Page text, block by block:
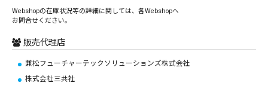
Webshopの在庫状況等の詳細に関しては、各Webshopへ
お問合せください。
販売代理店
兼松フューチャーテックソリューションズ株式会社
株式会社三共社